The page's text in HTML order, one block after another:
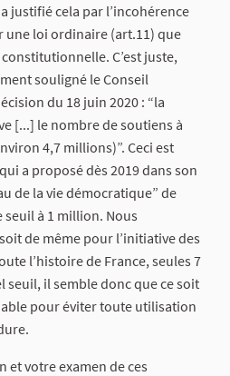
justifié cela par l’incohérence
une loi ordinaire (art.11) que
C’est juste,
souligné le Conseil
du 18 juin 2020 : “la
[...] le nombre de soutiens à
4,7 millions)”. Ceci est
a proposé dès 2019 dans son
de la vie démocratique” de
à 1 million. Nous
de même pour l’initiative des
l’histoire de France, seules 7
il semble donc que ce soit
pour éviter toute utilisation
votre examen de ces